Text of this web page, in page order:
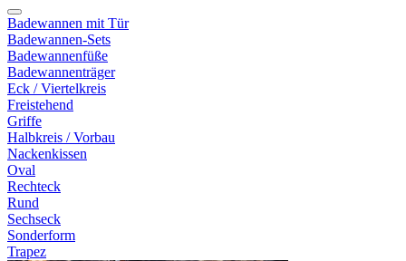
Badewannen mit Tür
Badewannen-Sets
Badewannenfüße
Badewannenträger
Eck / Viertelkreis
Freistehend
Griffe
Halbkreis / Vorbau
Nackenkissen
Oval
Rechteck
Rund
Sechseck
Sonderform
Trapez